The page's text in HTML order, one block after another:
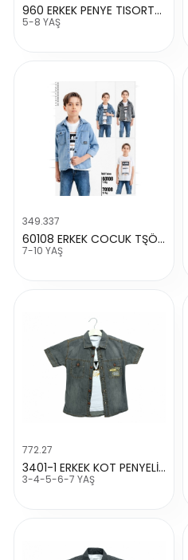
960 ERKEK PENYE TISORTLU GOMLEK
5-8 YAŞ
349.337
60108 ERKEK COCUK TŞÖRTLÜ KOT GÖMLEK
7-10 YAŞ
772.27
3401-1 ERKEK KOT PENYELİ GOMLEK
3-4-5-6-7 YAŞ